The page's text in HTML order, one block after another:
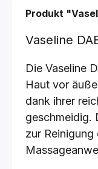
Produkt
Vaseline
Die Vaseline
Haut vor
dank ihrer
geschmeidig.
zur